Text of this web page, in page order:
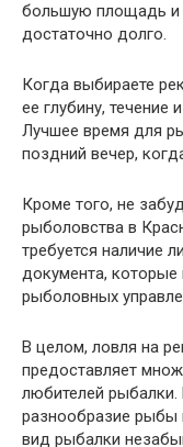
большую площадь и
достаточно долго.
Когда выбираете
ее глубину, течение
Лучшее время для
поздний вечер,
Кроме того, не
рыболовства в
требуется наличие
документа,
рыболовных
В целом, ловля на
предоставляет
любителей
разнообразие рыбы
вид рыбалки